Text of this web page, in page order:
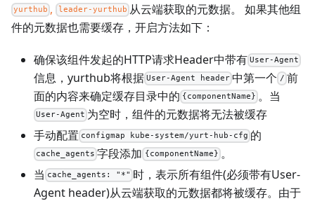
yurthub , leader-yurthub 从云端获取的元数据。 如果其他组
件的元数据也需要缓存，开启方法如下：
确保该组件发起的HTTP请求Header中带有 User-Agent
信息，yurthub将根据 User-Agent header 中第一个 / 前
面的内容来确定缓存目录中的 {componentName} 。当
User-Agent 为空时，组件的元数据将无法被缓存
手动配置 configmap kube-system/yurt-hub-cfg 的
cache_agents 字段添加 {componentName} 。
当 cache_agents: "*" 时，表示所有组件(必须带有User-
Agent header)从云端获取的元数据都将被缓存。由于